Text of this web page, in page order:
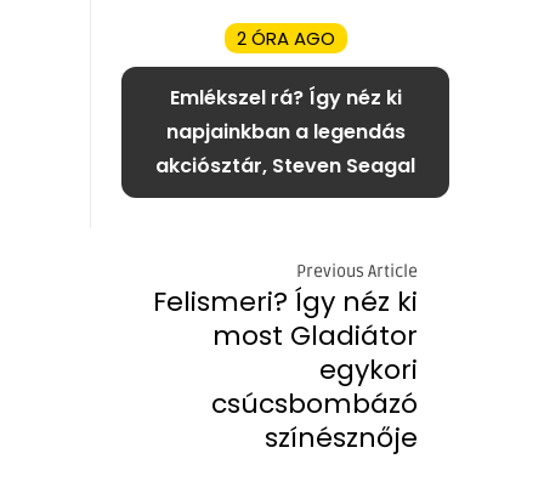
2 ÓRA AGO
Emlékszel rá? Így néz ki
napjainkban a legendás
akciósztár, Steven Seagal
Previous Article
Felismeri? Így néz ki
most Gladiátor
egykori
csúcsbombázó
színésznője